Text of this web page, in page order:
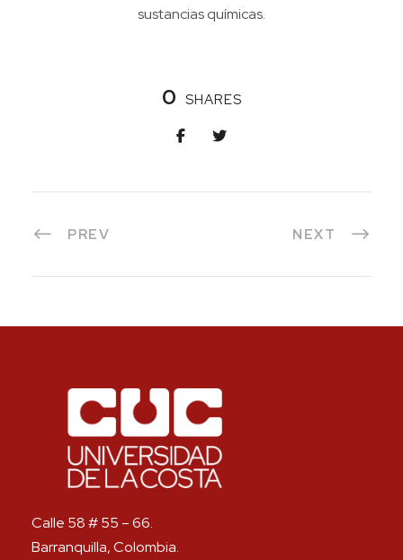
sustancias químicas.
0 SHARES
PREV NEXT
Calle 58 # 55 – 66.
Barranquilla, Colombia.